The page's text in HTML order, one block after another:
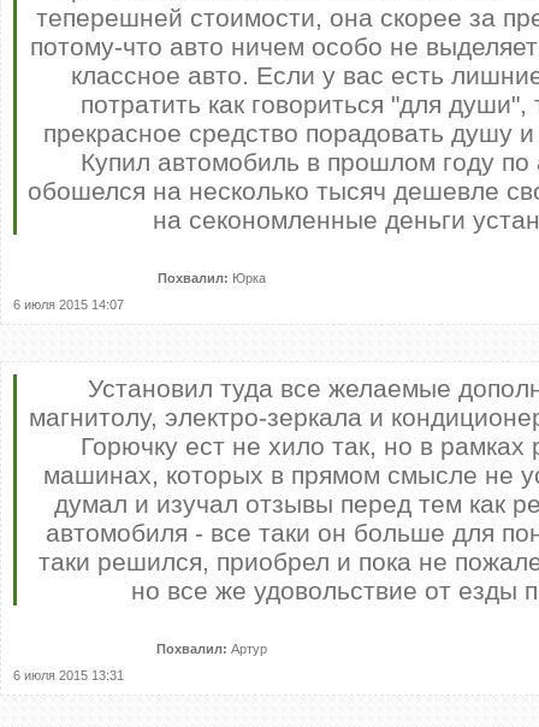
[/
теперешней стоимости, она скорее за
потому-что авто ничем особо не
классное авто. Если у вас есть
потратить как говориться "для души",
прекрасное средство порадовать душу
Купил автомобиль в прошлом году
обошелся на несколько тысяч дешевле
на секономленные деньги
Похвалил: Юрка
6 июля 2015 14:07
Установил туда все желаемые
магнитолу, электро-зеркала и
Горючку ест не хило так, но в рамках
машинах, которых в прямом смысле не
думал и изучал отзывы перед тем как
автомобиля - все таки он больше для
таки решился, приобрел и пока не
но все же удовольствие от езды
Похвалил: Артур
6 июля 2015 13:31